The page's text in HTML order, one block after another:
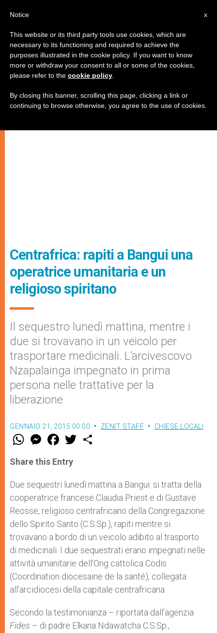
Centrafrica: rapiti a Bangui una
operatrice umanitaria e un
religioso spiritano
Il sequestro lunedì mattina, mentre i
due si trovavano in un veicolo per
trasportare medicinali. L’arcivescovo
Nzapalainga impegnato in prima
persona nelle trattative per la
liberazione
GENNAIO 21, 2015 00:00 ZENIT STAFF CHIESE LOCALI
W
t
s
p
p
M
e
s
e
g
e
r
F
a
e
b
o
k
w
r
Share this Entry
Due sequestri lunedì mattina a Bangui: si tratta della
cooperatrice francese Claudia Priest e di Gustave
Reosse, religioso centrafricano della Congregazione
dello Spirito Santo (C.S.Sp.), rapiti mentre si
trovavano a bordo di un veicolo adibito al trasporto
di medicinali. I due sequestrati erano impegnati nelle
attività umanitarie dell’Ong cattolica Codis
(Coordination diocesaine de la santé), collegata
all’arcidiocesi della capitale centrafricana.
Secondo la testimonianza – riportata dall’agenzia
Fides – di padre Elkana Ndawatcha C.S.Sp.,
x
Notice
This website or its third party tools use cookies, which are
necessary to its functioning and required to achieve the
purposes illustrated in the cookie policy. If you want to know
more or withdraw your consent to all or some of the cookies,
please refer to the cookie policy
By closing this banner, scrolling this page, clicking a link or
continuing to browse otherwise, you agree to the use of cookies.